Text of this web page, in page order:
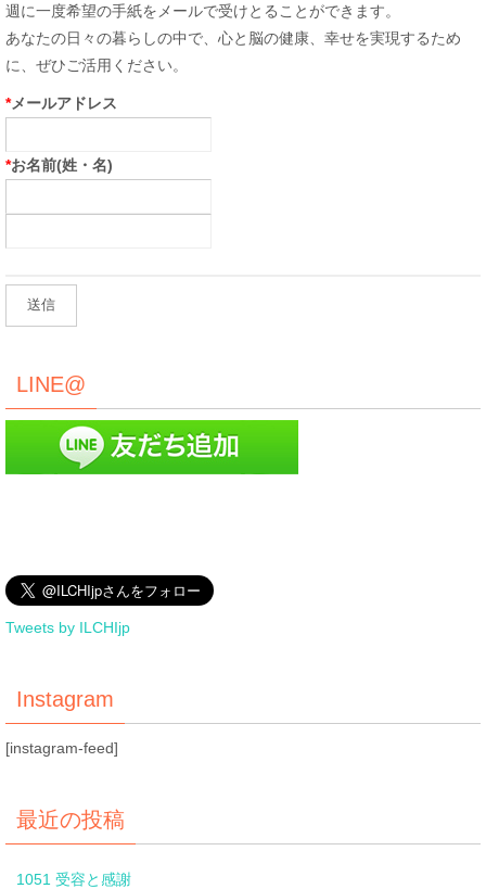
週に一度希望の手紙をメールで受けとることができます。
あなたの日々の暮らしの中で、心と脳の健康、幸せを実現するため
に、ぜひご活用ください。
*メールアドレス
*お名前(姓・名)
LINE@
Tweets by ILCHIjp
Instagram
[instagram-feed]
最近の投稿
1051 受容と感謝